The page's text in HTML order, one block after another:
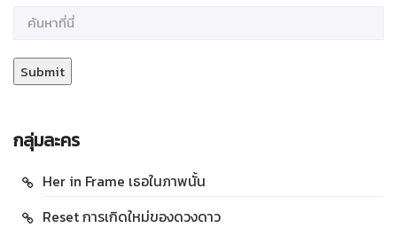
กลุ่มละคร
Her in Frame เธอในภาพนั้น
Reset การเกิดใหม่ของดวงดาว